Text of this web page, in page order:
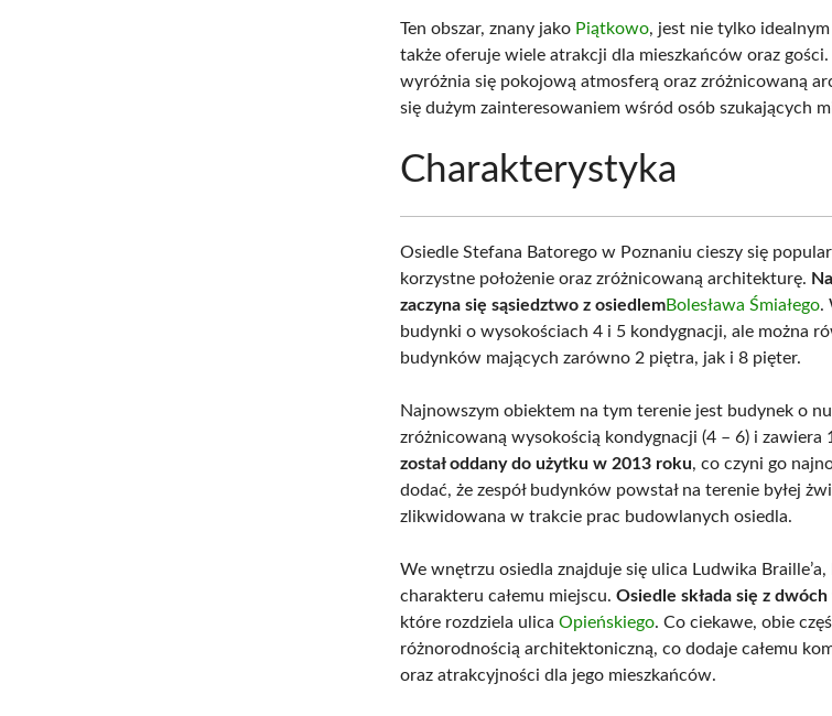
Ten obszar, znany jako Piątkowo, jest nie tylko
także oferuje wiele atrakcji dla mieszkańców oraz
wyróżnia się pokojową atmosferą oraz zróżnicowaną
się dużym zainteresowaniem wśród osób szukających
Charakterystyka
Osiedle Stefana Batorego w Poznaniu cieszy się
korzystne położenie oraz zróżnicowaną architekturę.
zaczyna się sąsiedztwo z osiedlemBolesława Śmiałego.
budynki o wysokościach 4 i 5 kondygnacji, ale można
budynków mających zarówno 2 piętra, jak i 8 pięter.
Najnowszym obiektem na tym terenie jest budynek o
zróżnicowaną wysokością kondygnacji (4 – 6) i zawiera
został oddany do użytku w 2013 roku, co czyni go
dodać, że zespół budynków powstał na terenie byłej
zlikwidowana w trakcie prac budowlanych osiedla.
We wnętrzu osiedla znajduje się ulica Ludwika
charakteru całemu miejscu.Osiedle składa się z
które rozdziela ulicaOpieńskiego. Co ciekawe, obie
różnorodnością architektoniczną, co dodaje całemu
oraz atrakcyjności dla jego mieszkańców.